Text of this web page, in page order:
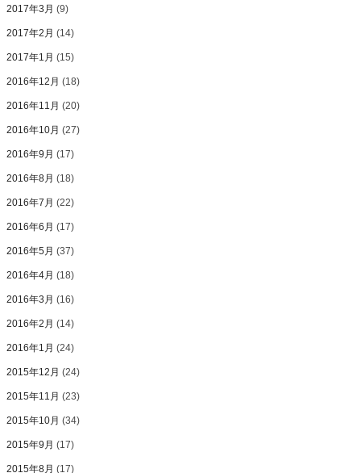
2017年3月 (9)
2017年2月 (14)
2017年1月 (15)
2016年12月 (18)
2016年11月 (20)
2016年10月 (27)
2016年9月 (17)
2016年8月 (18)
2016年7月 (22)
2016年6月 (17)
2016年5月 (37)
2016年4月 (18)
2016年3月 (16)
2016年2月 (14)
2016年1月 (24)
2015年12月 (24)
2015年11月 (23)
2015年10月 (34)
2015年9月 (17)
2015年8月 (17)